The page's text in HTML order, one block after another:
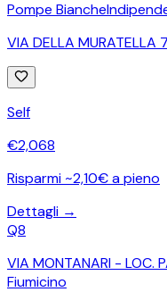
Pompe Bianche
VIA DELLA
Self
€2,068
Risparmi ~2,10€ a pieno
Dettagli →
Q8
VIA MONTANARI - LOC.
Fiumicino